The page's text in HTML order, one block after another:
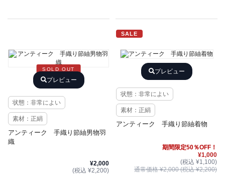
SOLD OUT
プレビュー
状態：非常によい
素材：正絹
アンティーク 手織り節紬男物羽
織
¥2,000
(税込 ¥2,200)
SALE
プレビュー
状態：非常によい
素材：正絹
アンティーク 手織り節紬着物
期間限定50％OFF！
¥1,000
(税込 ¥1,100)
通常価格 ¥2,000 (税込 ¥2,200)